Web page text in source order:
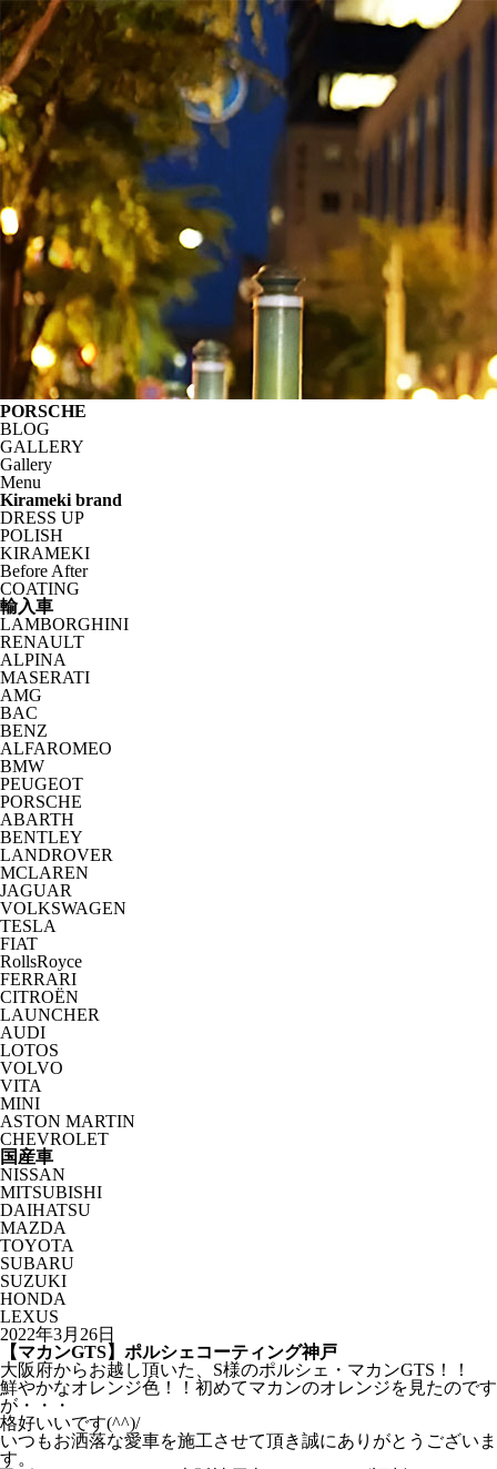
PORSCHE
BLOG
GALLERY
Gallery
Menu
Kirameki brand
DRESS UP
POLISH
KIRAMEKI
Before After
COATING
輸入車
LAMBORGHINI
RENAULT
ALPINA
MASERATI
AMG
BAC
BENZ
ALFAROMEO
BMW
PEUGEOT
PORSCHE
ABARTH
BENTLEY
LANDROVER
MCLAREN
JAGUAR
VOLKSWAGEN
TESLA
FIAT
RollsRoyce
FERRARI
CITROËN
LAUNCHER
AUDI
LOTOS
VOLVO
VITA
MINI
ASTON MARTIN
CHEVROLET
国産車
NISSAN
MITSUBISHI
DAIHATSU
MAZDA
TOYOTA
SUBARU
SUZUKI
HONDA
LEXUS
2022年3月26日
【マカンGTS】ポルシェコーティング神戸
大阪府からお越し頂いた、S様のポルシェ・マカンGTS！！
鮮やかなオレンジ色！！初めてマカンのオレンジを見たのです
が・・・
格好いいです(^^)/
いつもお洒落な愛車を施工させて頂き誠にありがとうございま
す。